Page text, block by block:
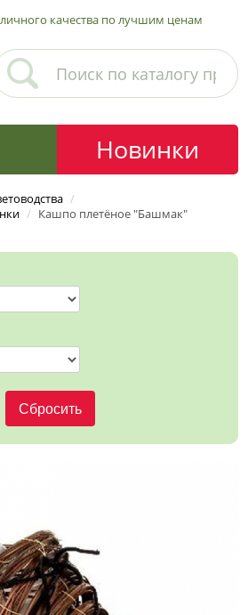
качества по лучшим ценам
Новинки
/
/ Кашпо плетёное "Башмак"